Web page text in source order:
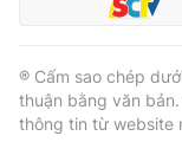
® Cấm sao chép
thuận bằng văn
thông tin từ website